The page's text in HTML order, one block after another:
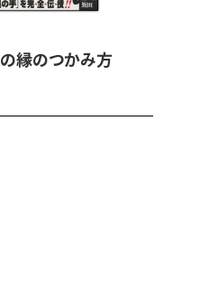
れる神様と、その
縁のつかみ方